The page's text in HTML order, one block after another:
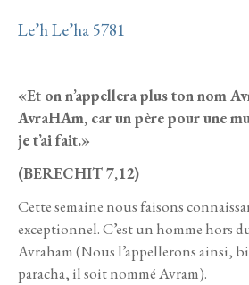
Le’h Le’ha 5781
«Et on n’appellera plus ton nom
AvraHAm, car un père pour une
je t’ai fait.»
(BERECHIT 7,12)
Cette semaine nous faisons
exceptionnel. C’est un homme hors
Avraham (Nous l’appellerons ainsi,
paracha, il soit nommé Avram).